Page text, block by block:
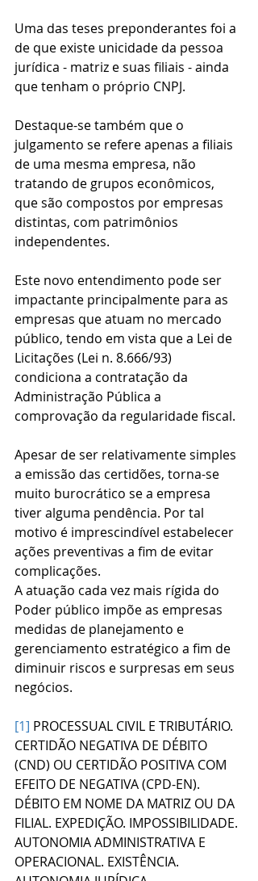
Uma das teses preponderantes foi a
de que existe unicidade da pessoa
jurídica - matriz e suas filiais - ainda
que tenham o próprio CNPJ.
Destaque-se também que o
julgamento se refere apenas a filiais
de uma mesma empresa, não
tratando de grupos econômicos,
que são compostos por empresas
distintas, com patrimônios
independentes.
Este novo entendimento pode ser
impactante principalmente para as
empresas que atuam no mercado
público, tendo em vista que a Lei de
Licitações (Lei n. 8.666/93)
condiciona a contratação da
Administração Pública a
comprovação da regularidade fiscal.
Apesar de ser relativamente simples
a emissão das certidões, torna-se
muito burocrático se a empresa
tiver alguma pendência. Por tal
motivo é imprescindível estabelecer
ações preventivas a fim de evitar
complicações.
A atuação cada vez mais rígida do
Poder público impõe as empresas
medidas de planejamento e
gerenciamento estratégico a fim de
diminuir riscos e surpresas em seus
negócios.
[1] PROCESSUAL CIVIL E TRIBUTÁRIO.
CERTIDÃO NEGATIVA DE DÉBITO
(CND) OU CERTIDÃO POSITIVA COM
EFEITO DE NEGATIVA (CPD-EN).
DÉBITO EM NOME DA MATRIZ OU DA
FILIAL. EXPEDIÇÃO. IMPOSSIBILIDADE.
AUTONOMIA ADMINISTRATIVA E
OPERACIONAL. EXISTÊNCIA.